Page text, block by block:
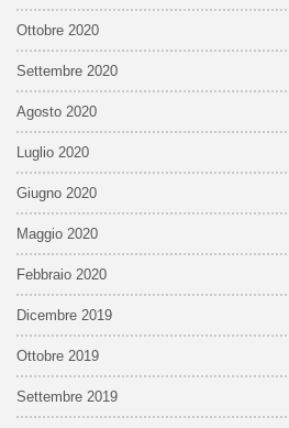
Ottobre 2020
Settembre 2020
Agosto 2020
Luglio 2020
Giugno 2020
Maggio 2020
Febbraio 2020
Dicembre 2019
Ottobre 2019
Settembre 2019